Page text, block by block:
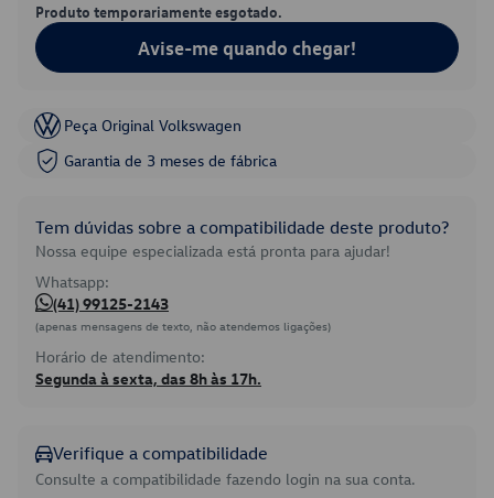
Produto temporariamente esgotado.
Avise-me quando chegar!
Peça Original Volkswagen
Garantia de 3 meses de fábrica
Tem dúvidas sobre a compatibilidade deste produto?
Nossa equipe especializada está pronta para ajudar!
Whatsapp:
(41) 99125-2143
(apenas mensagens de texto, não atendemos ligações)
Horário de atendimento:
Segunda à sexta, das 8h às 17h.
Verifique a compatibilidade
Consulte a compatibilidade fazendo login na sua conta.